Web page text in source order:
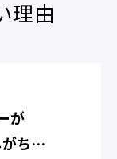
理由
が
がち…